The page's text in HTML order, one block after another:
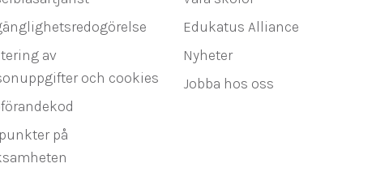
av
och cookies
på
Edukatus Alliance
Nyheter
Jobba hos oss